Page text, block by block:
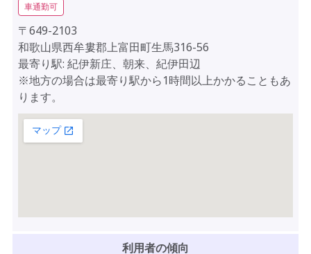
車通勤可
〒649-2103
和歌山県西牟婁郡上富田町生馬316-56
最寄り駅: 紀伊新庄、朝来、紀伊田辺
※地方の場合は最寄り駅から1時間以上かかることもあ
ります。
利用者の傾向